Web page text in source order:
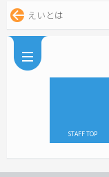
えいとは
STAFF TOP